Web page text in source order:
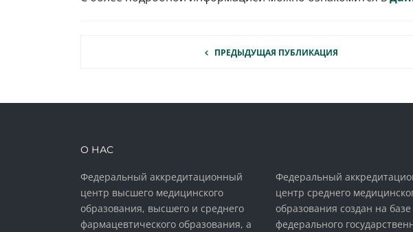
ПРЕДЫДУЩАЯ ПУБЛИКАЦИЯ
О НАС
Федеральный аккредитационный
центр высшего медицинского
образования, высшего и среднего
фармацевтического образования, а
Федеральный
центр среднего
образования создан на базе
федерального